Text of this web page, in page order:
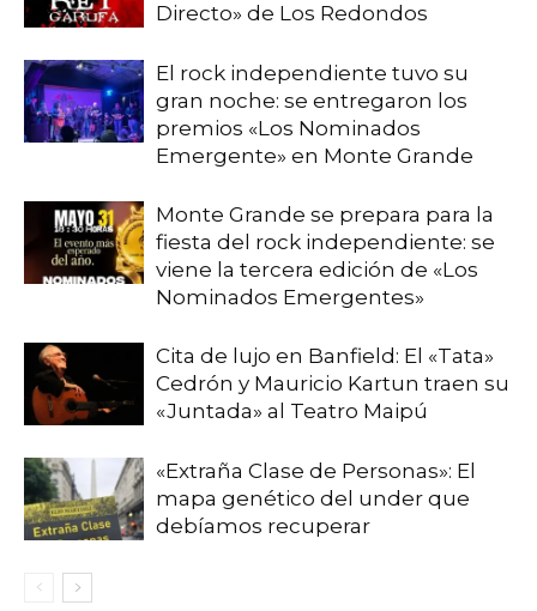
Directo» de Los Redondos
El rock independiente tuvo su
gran noche: se entregaron los
premios «Los Nominados
Emergente» en Monte Grande
Monte Grande se prepara para la
fiesta del rock independiente: se
viene la tercera edición de «Los
Nominados Emergentes»
Cita de lujo en Banfield: El «Tata»
Cedrón y Mauricio Kartun traen su
«Juntada» al Teatro Maipú
«Extraña Clase de Personas»: El
mapa genético del under que
debíamos recuperar